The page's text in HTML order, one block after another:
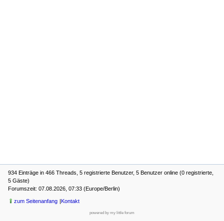
934 Einträge in 466 Threads, 5 registrierte Benutzer, 5 Benutzer online (0 registrierte,
5 Gäste)
Forumszeit: 07.08.2026, 07:33 (Europe/Berlin)
zum Seitenanfang Kontakt
powered by my little forum